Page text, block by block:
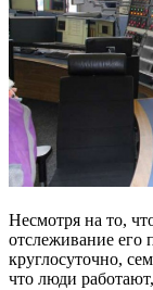
Несмотря на то,
отслеживание его
круглосуточно,
что люди